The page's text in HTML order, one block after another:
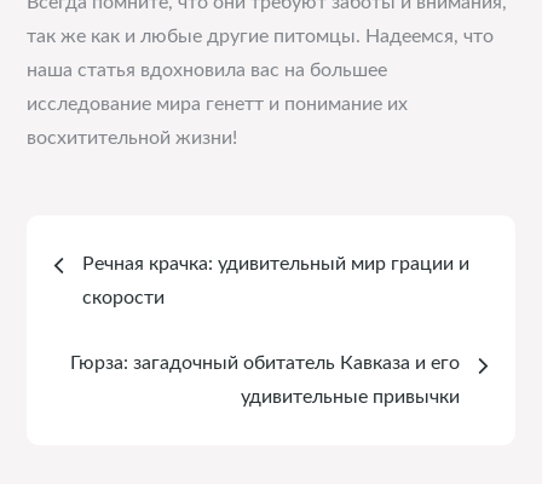
так же как и любые другие питомцы. Надеемся, что
наша статья вдохновила вас на большее
исследование мира генетт и понимание их
восхитительной жизни!
Навигация
записям
Речная крачка: удивительный мир грации и
скорости
Гюрза: загадочный обитатель Кавказа и его
удивительные привычки